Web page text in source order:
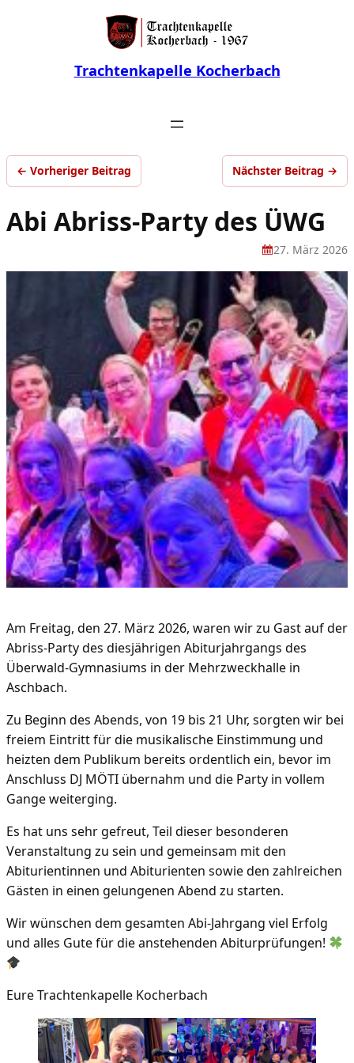
Trachtenkapelle Kocherbach
← Vorheriger Beitrag Nächster Beitrag →
Abi Abriss-Party des ÜWG
27. März 2026
Am Freitag, den 27. März 2026, waren wir zu Gast auf der
Abriss-Party des diesjährigen Abiturjahrgangs des
Überwald-Gymnasiums in der Mehrzweckhalle in
Aschbach.
Zu Beginn des Abends, von 19 bis 21 Uhr, sorgten wir bei
freiem Eintritt für die musikalische Einstimmung und
heizten dem Publikum bereits ordentlich ein, bevor im
Anschluss DJ MÖTI übernahm und die Party in vollem
Gange weiterging.
Es hat uns sehr gefreut, Teil dieser besonderen
Veranstaltung zu sein und gemeinsam mit den
Abiturientinnen und Abiturienten sowie den zahlreichen
Gästen in einen gelungenen Abend zu starten.
Wir wünschen dem gesamten Abi-Jahrgang viel Erfolg
und alles Gute für die anstehenden Abiturprüfungen!
Eure Trachtenkapelle Kocherbach